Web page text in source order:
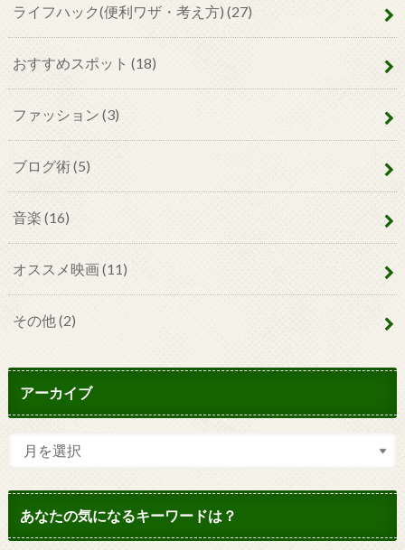
ライフハック(便利ワザ・考え方) (27)
おすすめスポット (18)
ファッション (3)
ブログ術(5)
音楽 (16)
オススメ映画(11)
その他(2)
アーカイブ
あなたの気になるキーワードは？